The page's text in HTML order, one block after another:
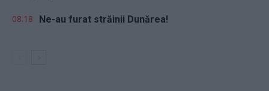
08.18 Ne-au furat străinii Dunărea!